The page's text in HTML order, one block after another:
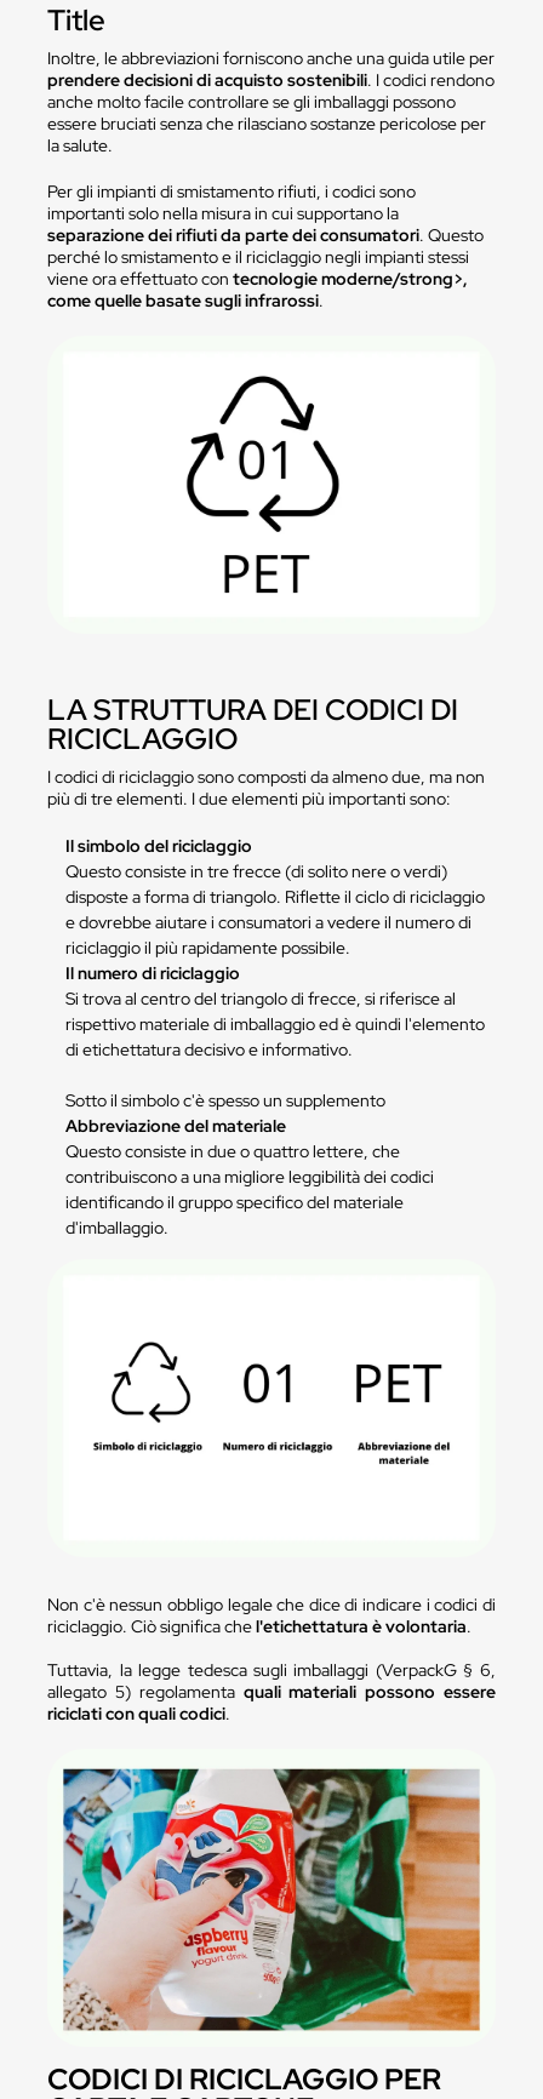
Title
Inoltre, le abbreviazioni forniscono anche una guida utile per
prendere decisioni di acquisto sostenibili. I codici rendono
anche molto facile controllare se gli imballaggi possono
essere bruciati senza che rilasciano sostanze pericolose per
la salute.
Per gli impianti di smistamento rifiuti, i codici sono
importanti solo nella misura in cui supportano la
separazione dei rifiuti da parte dei consumatori. Questo
perché lo smistamento e il riciclaggio negli impianti stessi
viene ora effettuato contecnologie moderne/strong>,
come quelle basate sugli infrarossi.
LA STRUTTURA DEI CODICI DI
RICICLAGGIO
I codici di riciclaggio sono composti da almeno due, ma non
più di tre elementi. I due elementi più importanti sono:
Il simbolo del riciclaggio
Questo consiste in tre frecce (di solito nere o verdi)
disposte a forma di triangolo. Riflette il ciclo di riciclaggio
e dovrebbe aiutare i consumatori a vedere il numero di
riciclaggio il più rapidamente possibile.
Il numero di riciclaggio
Si trova al centro del triangolo di frecce, si riferisce al
rispettivo materiale di imballaggio ed è quindi l'elemento
di etichettatura decisivo e informativo.
Sotto il simbolo c'è spesso un supplemento
Abbreviazione del materiale
Questo consiste in due o quattro lettere, che
contribuiscono a una migliore leggibilità dei codici
identificando il gruppo specifico del materiale
d'imballaggio.
Non c'è nessun obbligo legale che dice di indicare i codici di
riciclaggio. Ciò significa chel'etichettatura è volontaria.
Tuttavia, la legge tedesca sugli imballaggi (VerpackG § 6,
allegato 5) regolamenta quali materiali possono essere
riciclati con quali codici.
CODICI DI RICICLAGGIO PER